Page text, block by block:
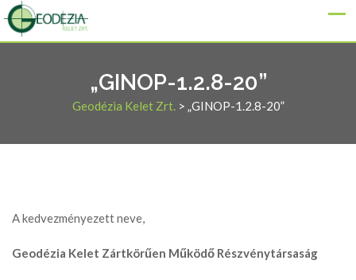
„GINOP-1.2.8-20”
Geodézia Kelet Zrt.> „GINOP-1.2.8-20”
A kedvezményezett neve,
Geodézia Kelet Zártkörűen Működő Részvénytársaság